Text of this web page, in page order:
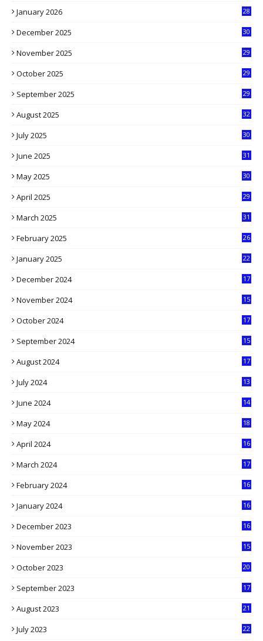
January 2026
28
December 2025
30
November 2025
29
October 2025
29
September 2025
29
August 2025
32
July 2025
30
June 2025
31
May 2025
30
April 2025
29
March 2025
31
February 2025
26
January 2025
22
December 2024
17
November 2024
15
October 2024
17
September 2024
15
August 2024
17
July 2024
13
June 2024
14
May 2024
18
April 2024
16
March 2024
17
February 2024
16
January 2024
16
December 2023
16
November 2023
15
October 2023
20
September 2023
17
August 2023
21
July 2023
22